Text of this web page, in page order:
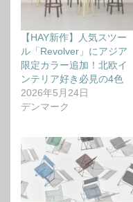
【HAY新作】人気スツー
ル「Revolver」にアジア
限定カラー追加！北欧イ
ンテリア好き必見の4色
2026年5月24日
デンマーク